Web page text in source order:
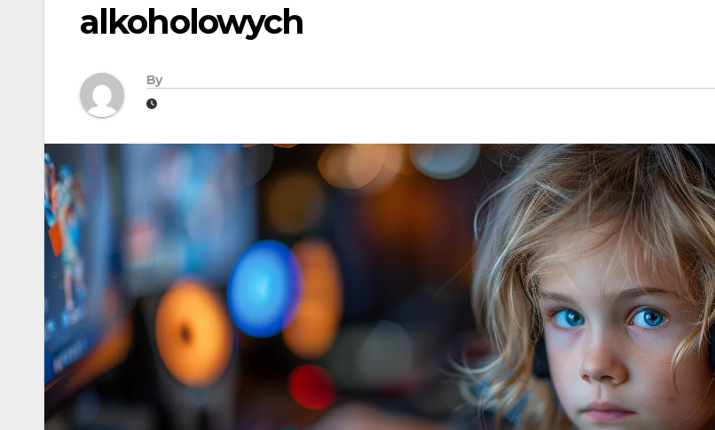
alkoholowych
By